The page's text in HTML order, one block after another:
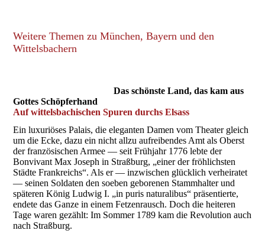
Weitere Themen zu München, Bayern und den
Wittelsbachern
Das schönste Land, das kam aus
Gottes Schöpferhand
Auf wittelsbachischen Spuren durchs Elsass
Ein luxuriöses Palais, die eleganten Damen vom Theater gleich
um die Ecke, dazu ein nicht allzu aufreibendes Amt als Oberst
der französischen Armee — seit Frühjahr 1776 lebte der
Bonvivant Max Joseph in Straßburg, „einer der fröhlichsten
Städte Frankreichs“. Als er — inzwischen glücklich verheiratet
— seinen Soldaten den soeben geborenen Stammhalter und
späteren König Ludwig I. „in puris naturalibus“ präsentierte,
endete das Ganze in einem Fetzenrausch. Doch die heiteren
Tage waren gezählt: Im Sommer 1789 kam die Revolution auch
nach Straßburg.